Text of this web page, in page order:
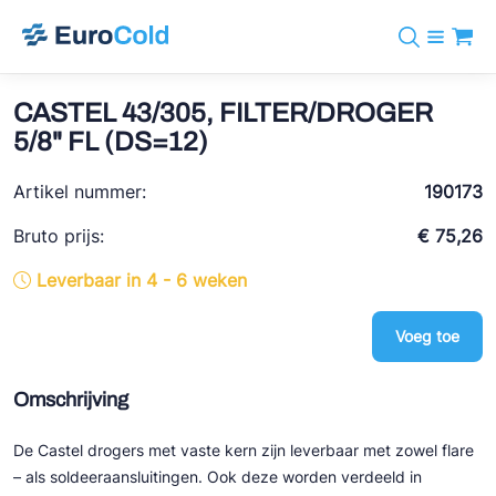
info@eurocold.nl
Merken
BOCK
REFFLEX®
Doucette Industries
Koudemiddelen
Diensten
Nieuws
Over ons
CASTEL 43/305, FILTER/DROGER
5/8" FL (DS=12)
Artikel nummer:
190173
Bruto prijs:
€ 75,26
Leverbaar in 4 - 6 weken
Voeg toe
Omschrijving
De Castel drogers met vaste kern zijn leverbaar met zowel flare
– als soldeeraansluitingen. Ook deze worden verdeeld in